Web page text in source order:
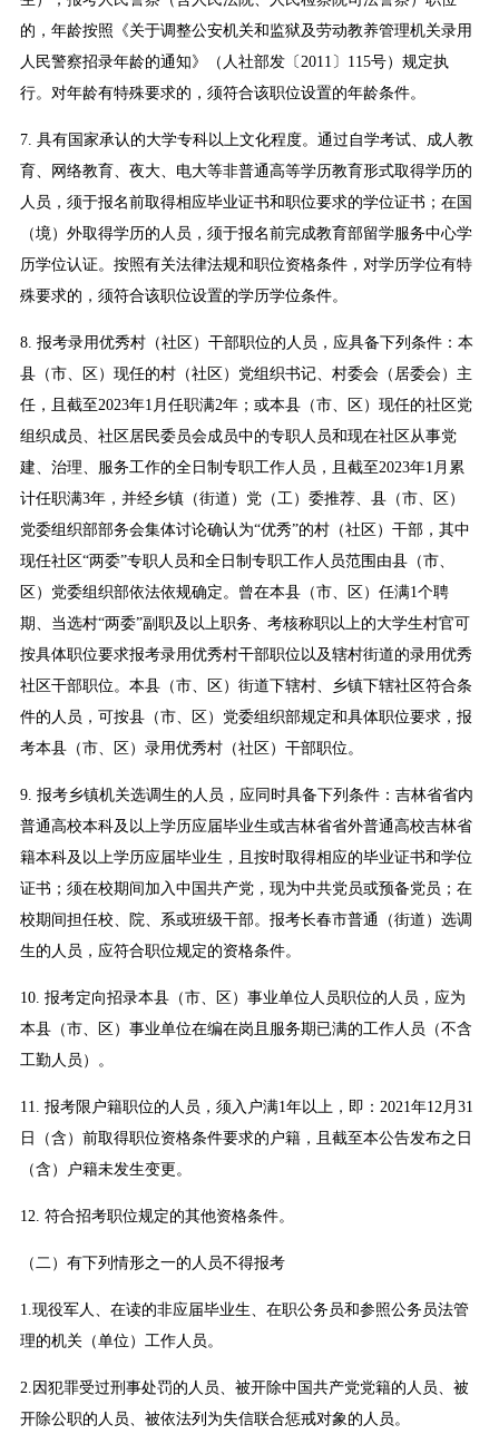
的，年龄按照《关于调整公安机关和监狱及劳动教养管理机关录用
人民警察招录年龄的通知》（人社部发〔2011〕115号）规定执
行。对年龄有特殊要求的，须符合该职位设置的年龄条件。
7. 具有国家承认的大学专科以上文化程度。通过自学考试、成人教
育、网络教育、夜大、电大等非普通高等学历教育形式取得学历的
人员，须于报名前取得相应毕业证书和职位要求的学位证书；在国
（境）外取得学历的人员，须于报名前完成教育部留学服务中心学
历学位认证。按照有关法律法规和职位资格条件，对学历学位有特
殊要求的，须符合该职位设置的学历学位条件。
8. 报考录用优秀村（社区）干部职位的人员，应具备下列条件：本
县（市、区）现任的村（社区）党组织书记、村委会（居委会）主
任，且截至2023年1月任职满2年；或本县（市、区）现任的社区党
组织成员、社区居民委员会成员中的专职人员和现在社区从事党
建、治理、服务工作的全日制专职工作人员，且截至2023年1月累
计任职满3年，并经乡镇（街道）党（工）委推荐、县（市、区）
党委组织部部务会集体讨论确认为“优秀”的村（社区）干部，其中
现任社区“两委”专职人员和全日制专职工作人员范围由县（市、
区）党委组织部依法依规确定。曾在本县（市、区）任满1个聘
期、当选村“两委”副职及以上职务、考核称职以上的大学生村官可
按具体职位要求报考录用优秀村干部职位以及辖村街道的录用优秀
社区干部职位。本县（市、区）街道下辖村、乡镇下辖社区符合条
件的人员，可按县（市、区）党委组织部规定和具体职位要求，报
考本县（市、区）录用优秀村（社区）干部职位。
9. 报考乡镇机关选调生的人员，应同时具备下列条件：吉林省省内
普通高校本科及以上学历应届毕业生或吉林省省外普通高校吉林省
籍本科及以上学历应届毕业生，且按时取得相应的毕业证书和学位
证书；须在校期间加入中国共产党，现为中共党员或预备党员；在
校期间担任校、院、系或班级干部。报考长春市普通（街道）选调
生的人员，应符合职位规定的资格条件。
10. 报考定向招录本县（市、区）事业单位人员职位的人员，应为
本县（市、区）事业单位在编在岗且服务期已满的工作人员（不含
工勤人员）。
11. 报考限户籍职位的人员，须入户满1年以上，即：2021年12月31
日（含）前取得职位资格条件要求的户籍，且截至本公告发布之日
（含）户籍未发生变更。
12. 符合招考职位规定的其他资格条件。
（二）有下列情形之一的人员不得报考
1.现役军人、在读的非应届毕业生、在职公务员和参照公务员法管
理的机关（单位）工作人员。
2.因犯罪受过刑事处罚的人员、被开除中国共产党党籍的人员、被
开除公职的人员、被依法列为失信联合惩戒对象的人员。